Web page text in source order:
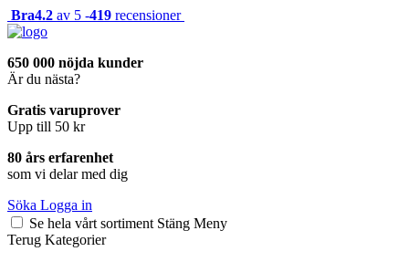
Bra4.2 av 5 -419 recensioner
650 000 nöjda kunder
Är du nästa?
Gratis varuprover
Upp till 50 kr
80 års erfarenhet
som vi delar med dig
Söka Logga in
Se hela vårt sortiment Stäng Meny
Terug Kategorier